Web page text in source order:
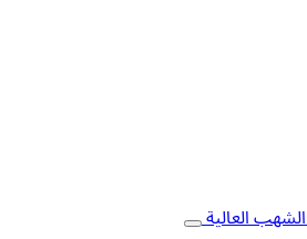
الشهب العالية